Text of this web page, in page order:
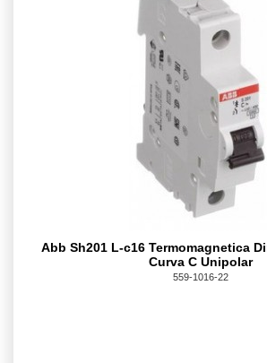
Abb Sh201 L-c16 Termomagnetica
Curva C Unipolar
559-1016-22